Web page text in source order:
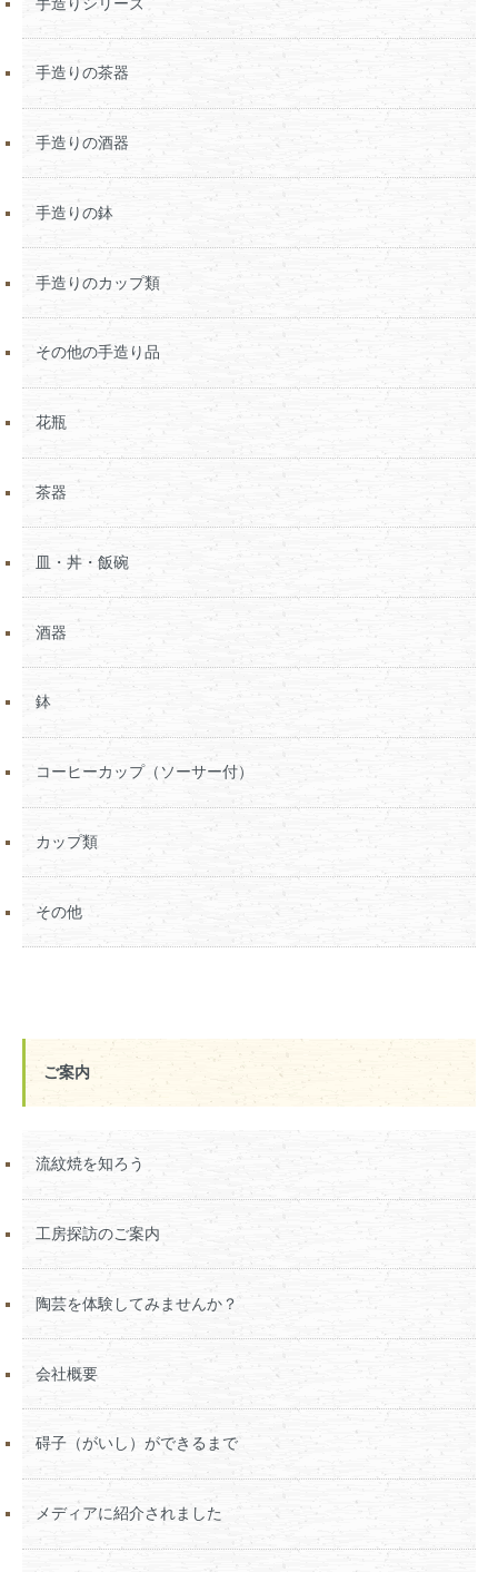
手造りの茶器
手造りの酒器
手造りの鉢
手造りのカップ類
その他の手造り品
花瓶
茶器
皿・丼・飯碗
酒器
鉢
コーヒーカップ（ソーサー付）
カップ類
その他
ご案内
流紋焼を知ろう
工房探訪のご案内
陶芸を体験してみませんか？
会社概要
碍子（がいし）ができるまで
メディアに紹介されました